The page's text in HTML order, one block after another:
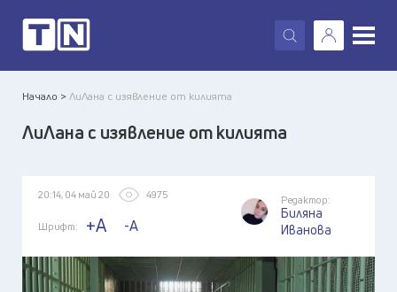
X
Начало >ЛиЛана с изявление от килията
ЛиЛана с изявление от килията
20:14, 04 май 20 4975
Шрифт: +A -A
Редактор:
Биляна
Иванова